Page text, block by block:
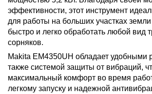
эффективности, этот инструмент
для работы на больших участках
быстро и легко обработать любой вид
сорняков.
Makita EM4350UH обладает удобными
также системой защиты от вибраций,
максимальный комфорт во время
легкому запуску и надежной